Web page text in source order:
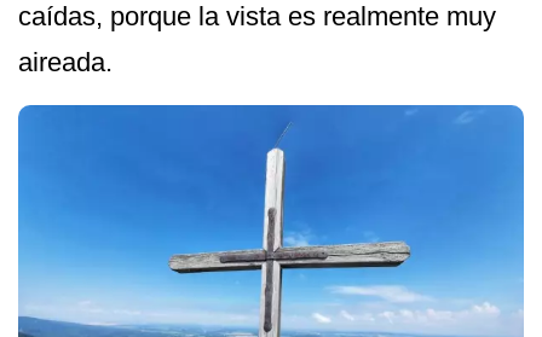
caídas, porque la vista es realmente muy
aireada.